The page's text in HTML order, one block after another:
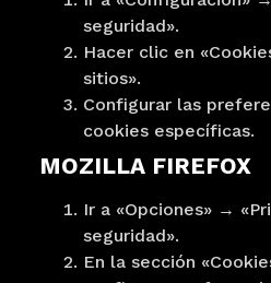
seguridad».
Hacer clic en
sitios».
Configurar las
cookies específicas.
MOZILLA FIREFOX
Ir a «Opciones» →
seguridad».
En la sección